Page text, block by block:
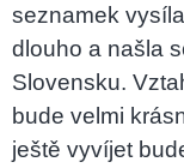
seznamek
dlouho a našla
Slovensku.
bude velmi
ještě vyvíjet